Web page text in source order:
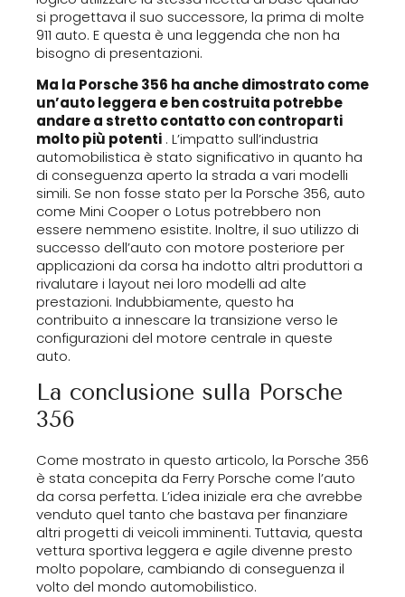
si progettava il suo successore, la prima di molte
911 auto. E questa è una leggenda che non ha
bisogno di presentazioni.
Ma la Porsche 356 ha anche dimostrato come
un’auto leggera e ben costruita potrebbe
andare a stretto contatto con controparti
molto più potenti . L’impatto sull’industria
automobilistica è stato significativo in quanto ha
di conseguenza aperto la strada a vari modelli
simili. Se non fosse stato per la Porsche 356, auto
come Mini Cooper o Lotus potrebbero non
essere nemmeno esistite. Inoltre, il suo utilizzo di
successo dell’auto con motore posteriore per
applicazioni da corsa ha indotto altri produttori a
rivalutare i layout nei loro modelli ad alte
prestazioni. Indubbiamente, questo ha
contribuito a innescare la transizione verso le
configurazioni del motore centrale in queste
auto.
La conclusione sulla Porsche
356
Come mostrato in questo articolo, la Porsche 356
è stata concepita da Ferry Porsche come l’auto
da corsa perfetta. L’idea iniziale era che avrebbe
venduto quel tanto che bastava per finanziare
altri progetti di veicoli imminenti. Tuttavia, questa
vettura sportiva leggera e agile divenne presto
molto popolare, cambiando di conseguenza il
volto del mondo automobilistico.